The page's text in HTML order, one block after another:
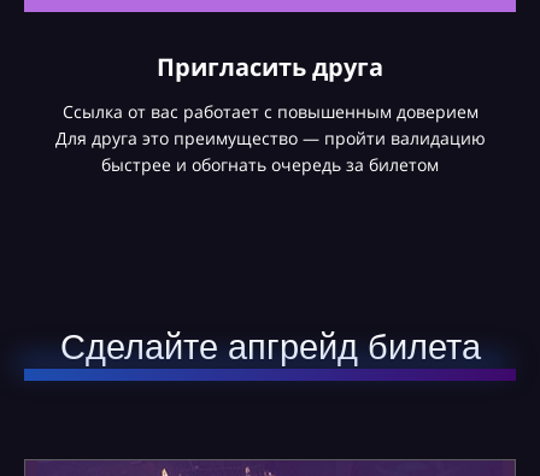
Пригласить друга
Ссылка от вас работает с повышенным доверием
Для друга это преимущество — пройти валидацию
быстрее и обогнать очередь за билетом
Сделайте апгрейд билета